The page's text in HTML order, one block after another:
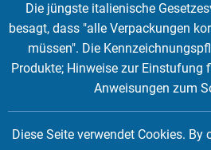
SOCIAL
ICONS
English French Deutsch Italian
Copyright © 2026 EMTEC,
EMTEC® IS A REGISTERED
Die jüngste italienische
besagt, dass "alle Verpackungen
müssen". Die
Produkte; Hinweise zur Einstufung
Anweisungen zum
Diese Seite verwendet Cookies.